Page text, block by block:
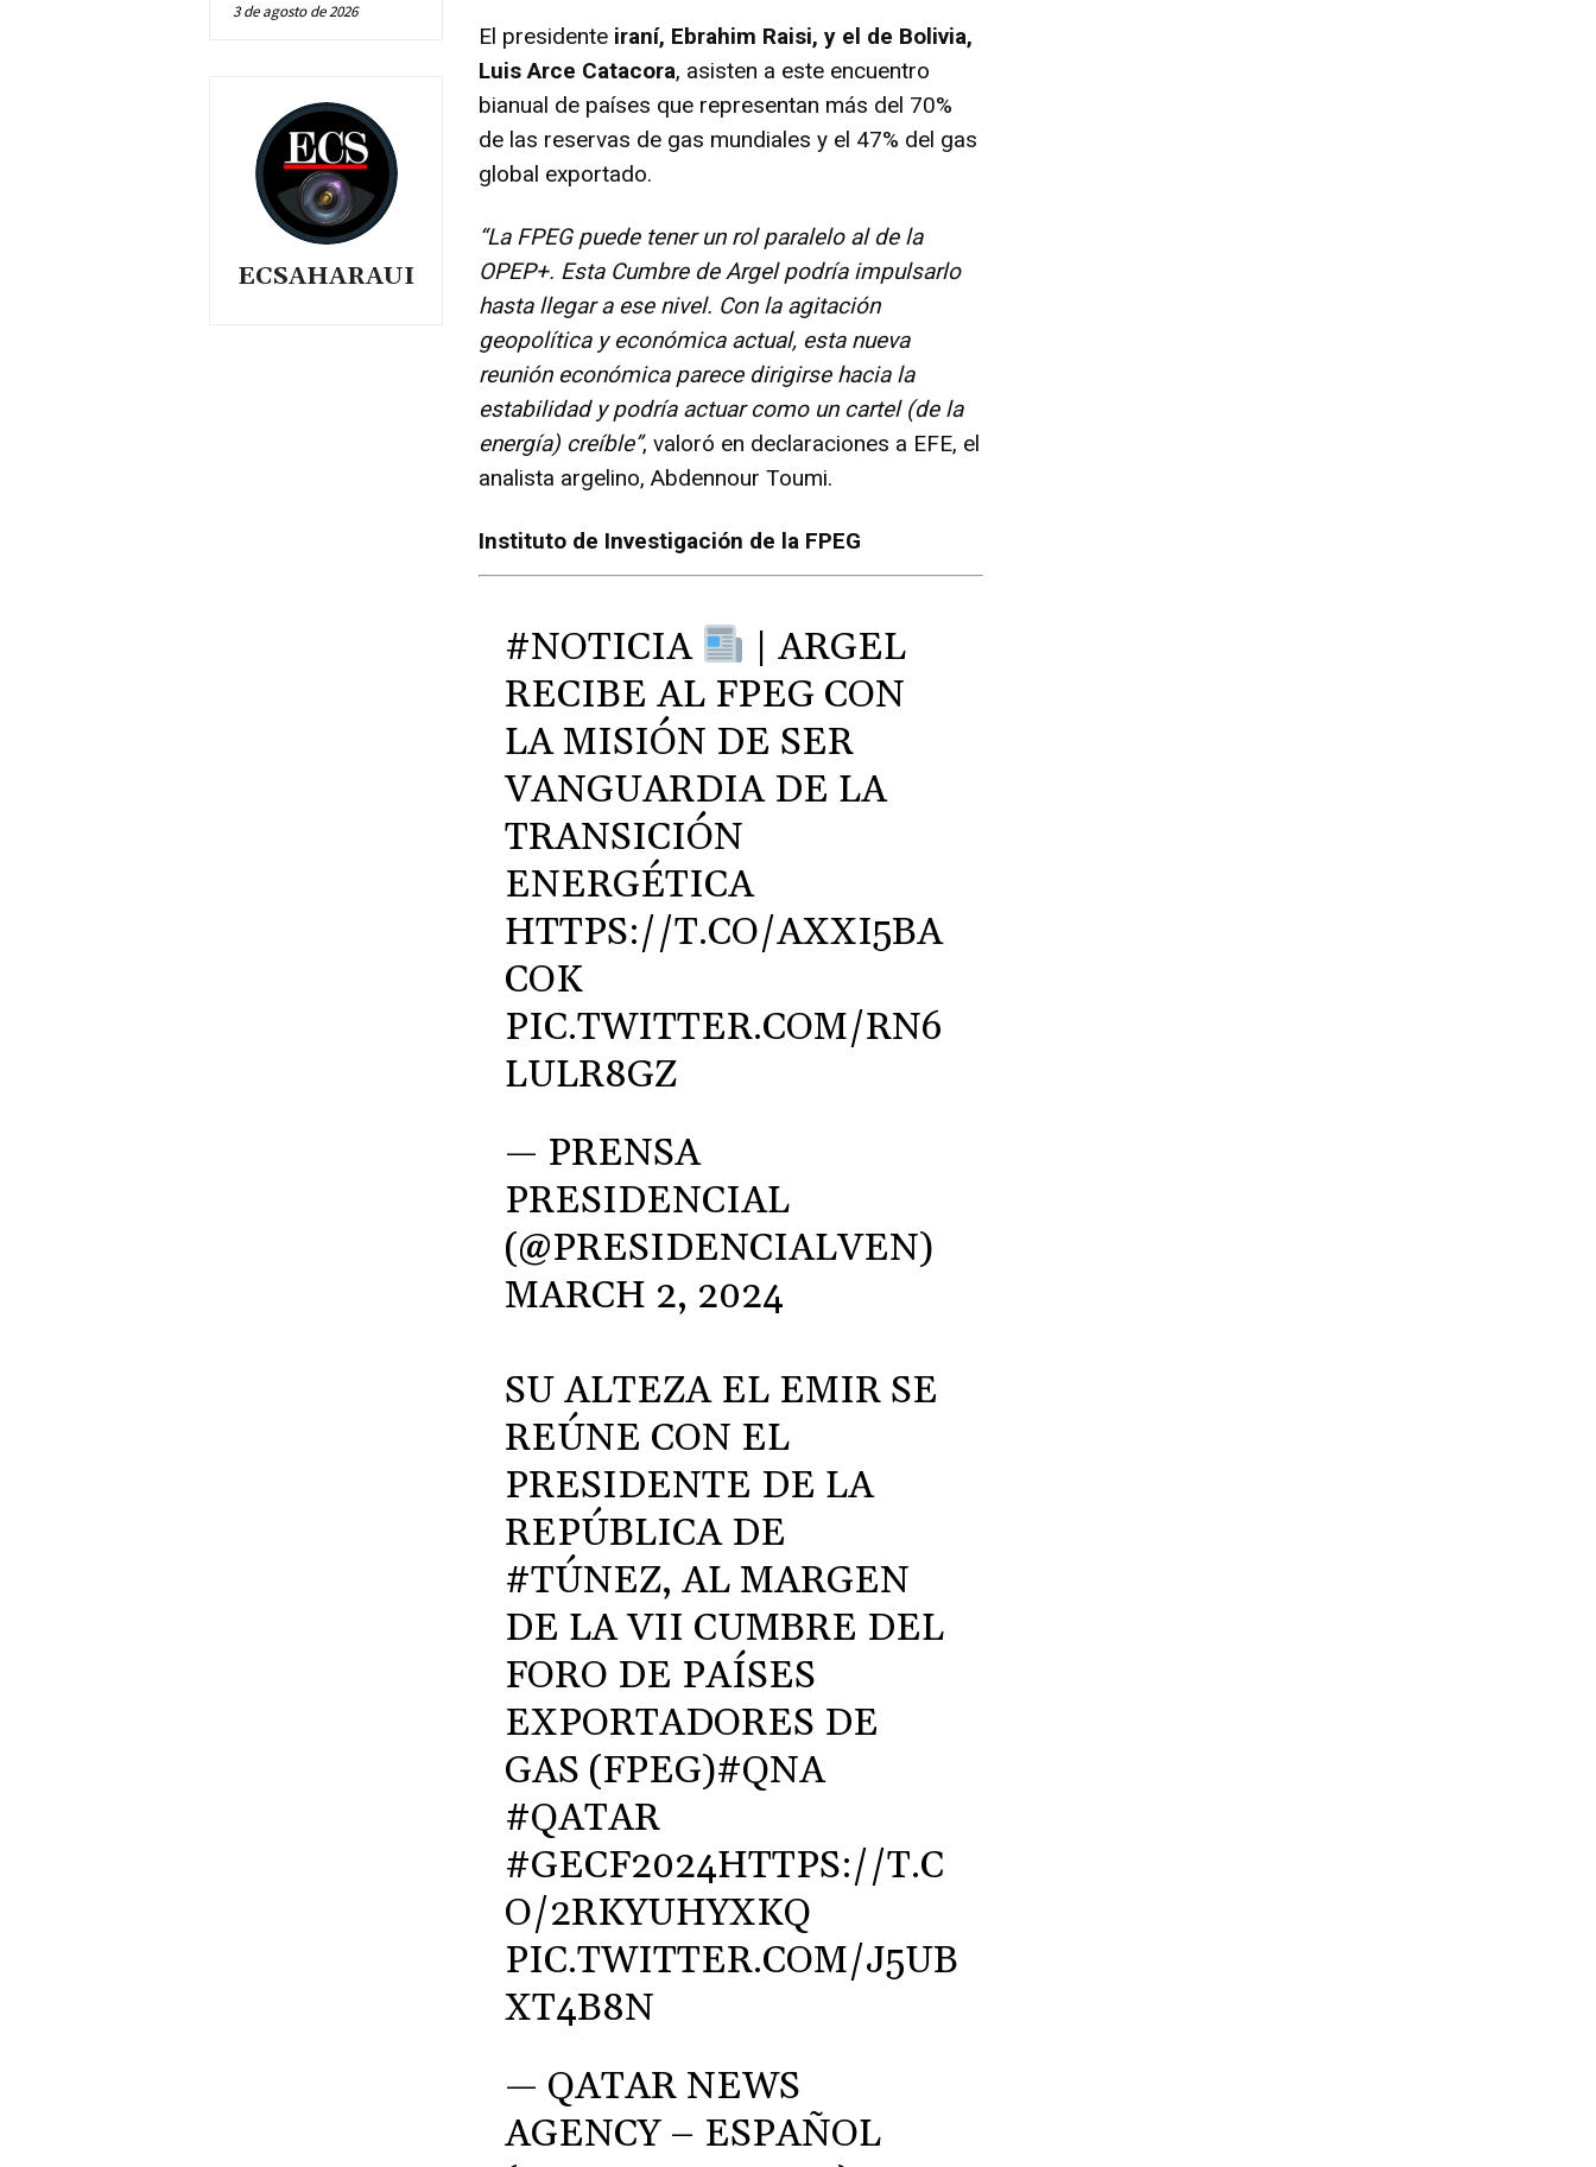
3 de agosto de 2026
ECSAHARAUI
El presidente iraní, Ebrahim Raisi, y el de Bolivia,
Luis Arce Catacora, asisten a este encuentro
bianual de países que representan más del 70%
de las reservas de gas mundiales y el 47% del gas
global exportado.
“La FPEG puede tener un rol paralelo al de la
OPEP+. Esta Cumbre de Argel podría impulsarlo
hasta llegar a ese nivel. Con la agitación
geopolítica y económica actual, esta nueva
reunión económica parece dirigirse hacia la
estabilidad y podría actuar como un cartel (de la
energía) creíble”, valoró en declaraciones a EFE, el
analista argelino, Abdennour Toumi.
Instituto de Investigación de la FPEG
#NOTICIA
| ARGEL
RECIBE AL FPEG CON
LA MISIÓN DE SER
VANGUARDIA DE LA
TRANSICIÓN
ENERGÉTICA
HTTPS://T.CO/AXXI5BA
COK
PIC.TWITTER.COM/RN6
LULR8GZ
— PRENSA
PRESIDENCIAL
(@PRESIDENCIALVEN)
MARCH 2, 2024
SU ALTEZA EL EMIR SE
REÚNE CON EL
PRESIDENTE DE LA
REPÚBLICA DE
#TÚNEZ, AL MARGEN
DE LA VII CUMBRE DEL
FORO DE PAÍSES
EXPORTADORES DE
GAS (FPEG)#QNA
#QATAR
#GECF2024HTTPS://T.C
O/2RKYUHYXKQ
PIC.TWITTER.COM/J5UB
XT4B8N
— QATAR NEWS
AGENCY – ESPAÑOL